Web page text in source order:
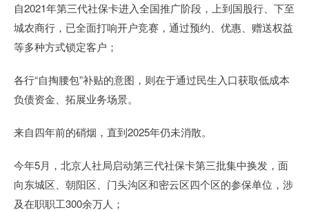
自2021年第三代社保卡进入全国推广阶段，上到国股行、下至
城农商行，已全面打响开户竞赛，通过预约、优惠、赠送权益
等多种方式锁定客户；
各行“自掏腰包”补贴的意图，则在于通过民生入口获取低成本
负债资金、拓展业务场景。
来自四年前的硝烟，直到2025年仍未消散。
今年5月，北京人社局启动第三代社保卡第三批集中换发，面
向东城区、朝阳区、门头沟区和密云区四个区的参保单位，涉
及在职职工300余万人；